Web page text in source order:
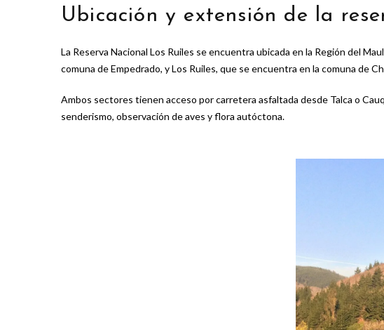
Ubicación y extensión de la
La Reserva Nacional Los Ruiles se encuentra ubicada en la Región del
comuna de Empedrado, y Los Ruiles, que se encuentra en la comuna de
Ambos sectores tienen acceso por carretera asfaltada desde Talca o
senderismo, observación de aves y flora autóctona.